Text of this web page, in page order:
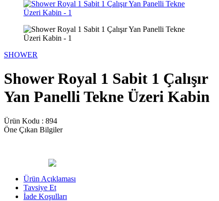
SHOWER
Shower Royal 1 Sabit 1 Çalışır
Yan Panelli Tekne Üzeri Kabin
Ürün Kodu : 894
Öne Çıkan Bilgiler
Ürün Açıklaması
Tavsiye Et
İade Koşulları